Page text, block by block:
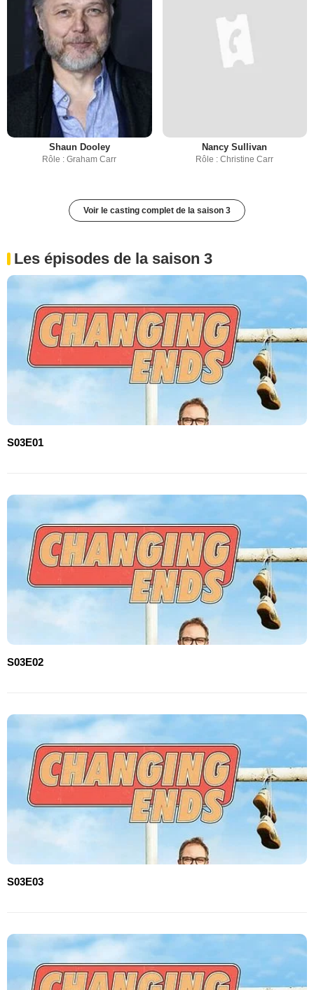
Shaun Dooley
Rôle : Graham Carr
Nancy Sullivan
Rôle : Christine Carr
Voir le casting complet de la saison 3
Les épisodes de la saison 3
S03E01
S03E02
S03E03